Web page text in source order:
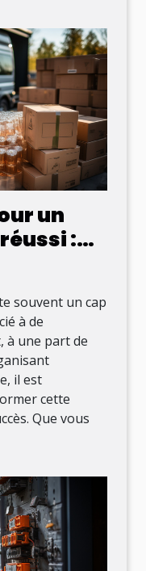
un
:
et
souvent un cap
à de
à une part de
il est
cette
Que vous